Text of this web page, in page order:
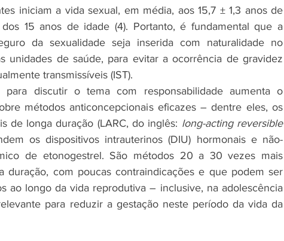
iniciam a vida sexual, em média, aos 15,7 ± 1,3 anos de
15 anos de idade (4). Portanto, é fundamental que a
da sexualidade seja inserida com naturalidade no
unidades de saúde, para evitar a ocorrência de gravidez
transmissíveis (IST).
para discutir o tema com responsabilidade aumenta o
métodos anticoncepcionais eficazes – dentre eles, os
de longa duração (LARC, do inglês: long-acting reversible
os dispositivos intrauterinos (DIU) hormonais e não-
de etonogestrel. São métodos 20 a 30 vezes mais
duração, com poucas contraindicações e que podem ser
ao longo da vida reprodutiva – inclusive, na adolescência
para reduzir a gestação neste período da vida da